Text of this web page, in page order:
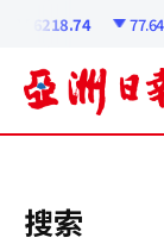
6218.74 77.64
搜索